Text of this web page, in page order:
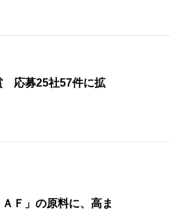
応募25社57件に拡
Ｆ」の原料に、高ま